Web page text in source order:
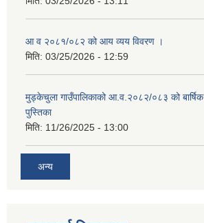
आ व २०८१/०८२ को आय व्यय विवरण ।
मिति: 03/25/2026 - 12:59
मुड्केचुला गाउँपालिकाको आ.व.२०८२/०८३ को
पुस्तिका
मिति: 11/26/2025 - 13:00
अन्य